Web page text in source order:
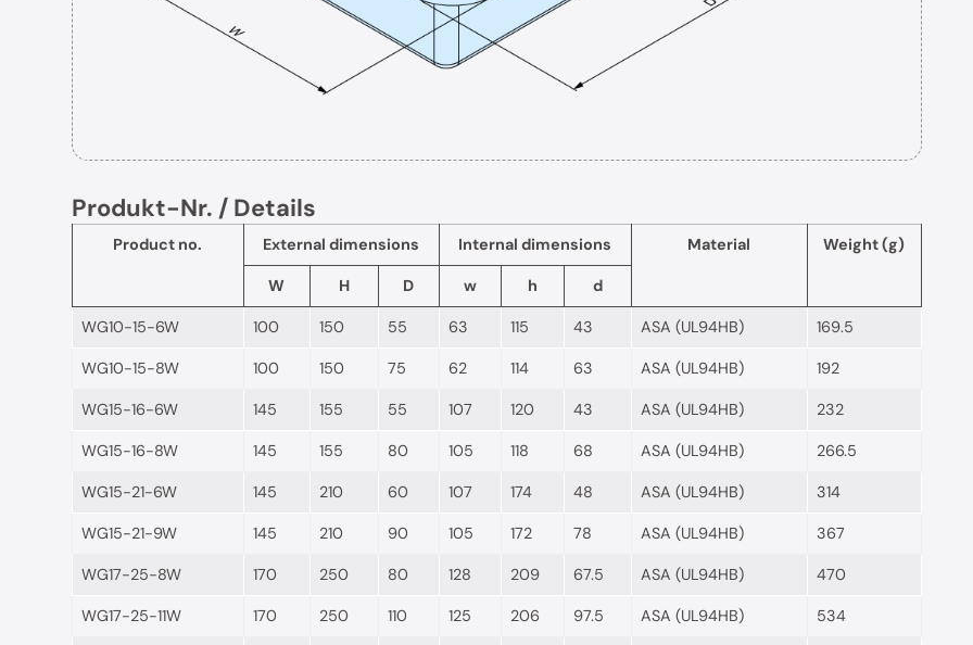
Produkt-Nr. / Details
Product no. External dimensions Internal dimensions Material Weight (g)
W H D w h d
WG10-15-6W 100 150 55 63 115 43 ASA (UL94HB) 169.5
WG10-15-8W 100 150 75 62 114 63 ASA (UL94HB) 192
WG15-16-6W 145 155 55 107 120 43 ASA (UL94HB) 232
WG15-16-8W 145 155 80 105 118 68 ASA (UL94HB) 266.5
WG15-21-6W 145 210 60 107 174 48 ASA (UL94HB) 314
WG15-21-9W 145 210 90 105 172 78 ASA (UL94HB) 367
WG17-25-8W 170 250 80 128 209 67.5 ASA (UL94HB) 470
WG17-25-11W 170 250 110 125 206 97.5 ASA (UL94HB) 534